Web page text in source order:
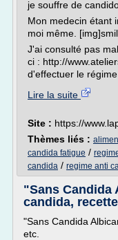
je souffre de
Mon medecin étant
moi même.
J'ai consulté pas
ci : http://
d'effectuer le régime
Lire la suite
Site : https://
Thèmes liés :
candida fatigue /
candida / regime anti
"Sans Candida
candida,
"Sans Candida
etc.